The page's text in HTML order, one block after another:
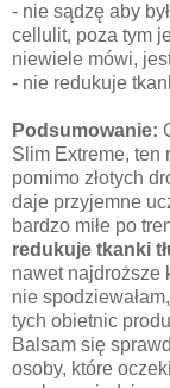
- nie sądzę aby
cellulit, poza tym
niewiele mówi,
- nie redukuje
Podsumowanie:
Slim Extreme, ten
pomimo złotych
daje przyjemne
bardzo miłe po
redukuje tkanki
nawet najdroższe
nie
tych obietnic
Balsam się
osoby, które